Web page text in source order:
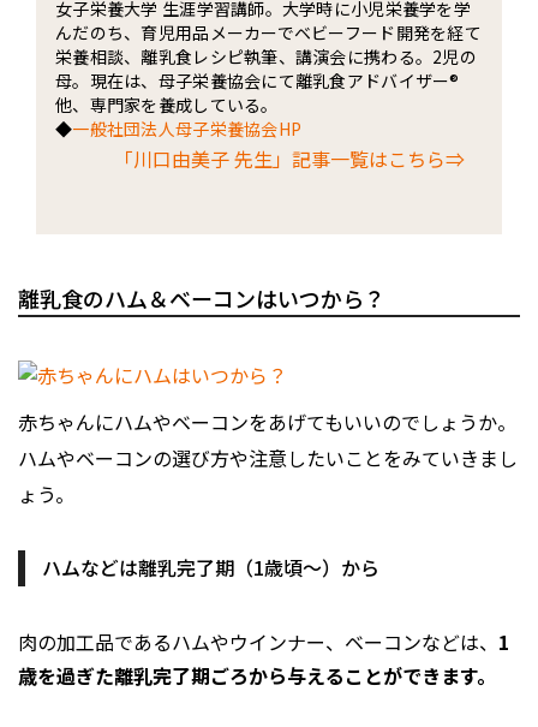
女子栄養大学 生涯学習講師。大学時に小児栄養学を学
んだのち、育児用品メーカーでベビーフード開発を経て
栄養相談、離乳食レシピ執筆、講演会に携わる。2児の
母。現在は、母子栄養協会にて離乳食アドバイザー®
他、専門家を養成している。
◆一般社団法人母子栄養協会HP
「川口由美子 先生」記事一覧はこちら⇒
離乳食のハム＆ベーコンはいつから？
赤ちゃんにハムやベーコンをあげてもいいのでしょうか。
ハムやベーコンの選び方や注意したいことをみていきまし
ょう。
ハムなどは離乳完了期（1歳頃～）から
肉の加工品であるハムやウインナー、ベーコンなどは、 1
歳を過ぎた離乳完了期ごろから与えることができます。